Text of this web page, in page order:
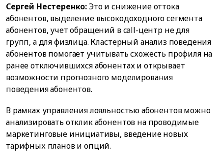
Сергей Нестеренко:Это и снижение оттока
абонентов, выделение высокодоходного сегмента
абонентов, учет обращений в call-центр не для
групп, а для физлица. Кластерный анализ поведения
абонентов помогает учитывать схожесть профиля на
ранее отключившихся абонентах и открывает
возможности прогнозного моделирования
поведения абонентов.
В рамках управления лояльностью абонентов можно
анализировать отклик абонентов на проводимые
маркетинговые инициативы, введение новых
тарифных планов и опций.